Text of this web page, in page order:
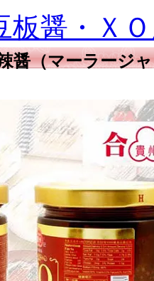
板醤・Ｘ
醤（マーラージ